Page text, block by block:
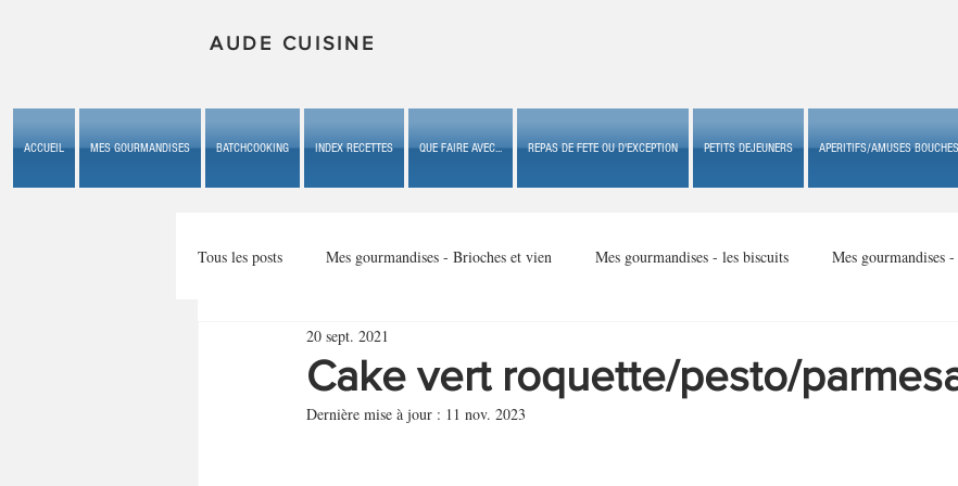
AUDE CUISINE
ACCUEIL MES GOURMANDISES BATCHCOOKING INDEX RECETTES QUE FAIRE AVEC... REPAS DE FETE OU D'EXCEPTION PETITS DEJEUNERS APERITIFS/AMUSES BOUCHES
Tous les posts Mes gourmandises - Brioches et vien Mes gourmandises - les biscuits Mes gourmandises
Mes gourmandises - les gâteaux du b
Mes gourmandises - plaisirs d'enfan
Cake vert roquette/pesto/
20 sept. 2021
Dernière mise à jour : 11 nov. 2023